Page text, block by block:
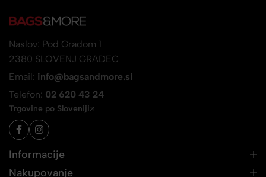
Naslov: Pod Gradom 1
2380 SLOVENJ GRADEC
Email: info@bagsandmore.si
Telefon: 02 620 43 24
Trgovine po Sloveniji
Informacije
Nakupovanje